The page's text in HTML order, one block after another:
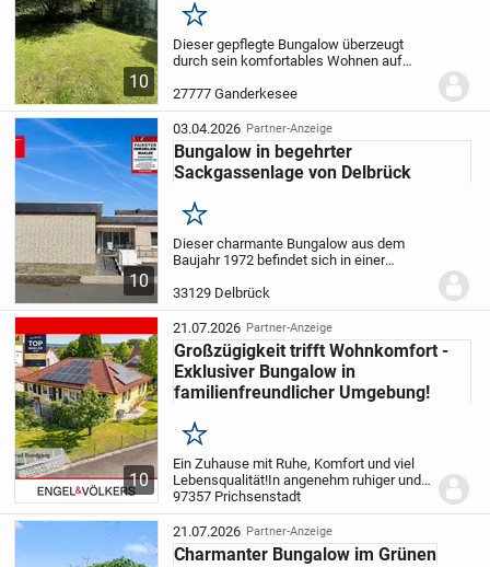
10
Merken
Dieser gepflegte Bungalow überzeugt
durch sein komfortables Wohnen auf
wertvolle Nutzfläche im Keller. Der
gemütliche Wohnbereich mit Kamin
schafft eine angenehme...
27777 Ganderkesee
10
03.04.2026 Partner-Anzeige
Bungalow in begehrter
Sackgassenlage von Delbrück
Merken
Dieser charmante Bungalow aus dem
Baujahr 1972 befindet sich in einer
Sackgassenlage von Delbrück
eingebettet in eine gewachsene
Nachbarschaft mit
familienfreundlichem...
33129 Delbrück
10
21.07.2026 Partner-Anzeige
Großzügigkeit trifft Wohnkomfort -
Exklusiver Bungalow in
familienfreundlicher Umgebung!
Merken
Ein Zuhause mit Ruhe, Komfort und viel
Lebensqualität!In angenehm ruhiger und
familienfreundlicher Wohnlage von
Prichsenstadt präsentiert sich dieser
gepflegte Bungalow aus dem Jahr 1999
als ideale...
97357 Prichsenstadt
21.07.2026 Partner-Anzeige
Charmanter Bungalow im Grünen